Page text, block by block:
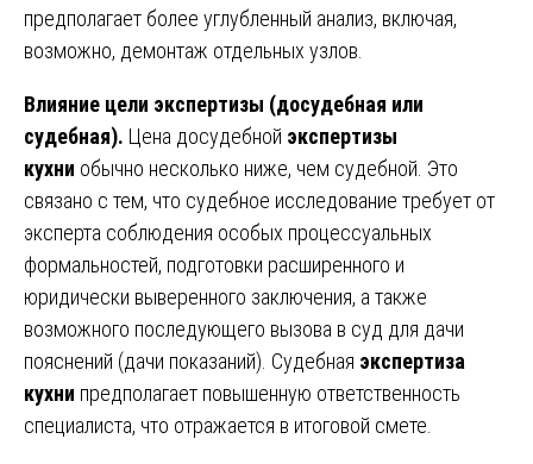
предполагает более углубленный анализ, включая,
возможно, демонтаж отдельных узлов.
Влияние цели экспертизы (досудебная или
судебная). Цена досудебной экспертизы
кухни обычно несколько ниже, чем судебной. Это
связано с тем, что судебное исследование требует от
эксперта соблюдения особых процессуальных
формальностей, подготовки расширенного и
юридически выверенного заключения, а также
возможного последующего вызова в суд для дачи
пояснений (дачи показаний). Судебная экспертиза
кухни предполагает повышенную ответственность
специалиста, что отражается в итоговой смете.